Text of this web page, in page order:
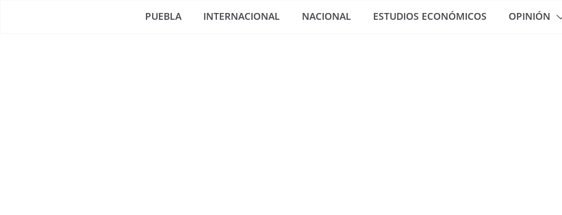
PUEBLA INTERNACIONAL NACIONAL ESTUDIOS ECONÓMICOS OPINIÓN